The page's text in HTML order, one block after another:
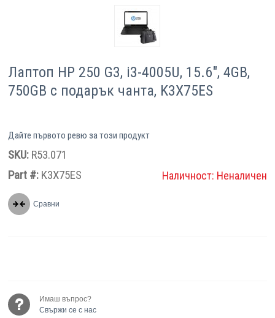
Лаптоп HP 250 G3, i3-4005U, 15.6", 4GB,
750GB с подарък чанта, K3X75ES
Дайте първото ревю за този продукт
SKU: R53.071
Part #: K3X75ES Наличност: Неналичен
Сравни
Имаш въпрос?
Свържи се с нас